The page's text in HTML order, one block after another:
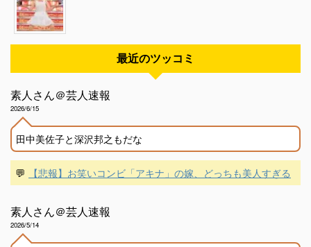
最近のツッコミ
素人さん＠芸人速報
2026/6/15
田中美佐子と深沢邦之もだな
💬 【悲報】お笑いコンビ「アキナ」の嫁、どっちも美人すぎる
素人さん＠芸人速報
2026/5/14